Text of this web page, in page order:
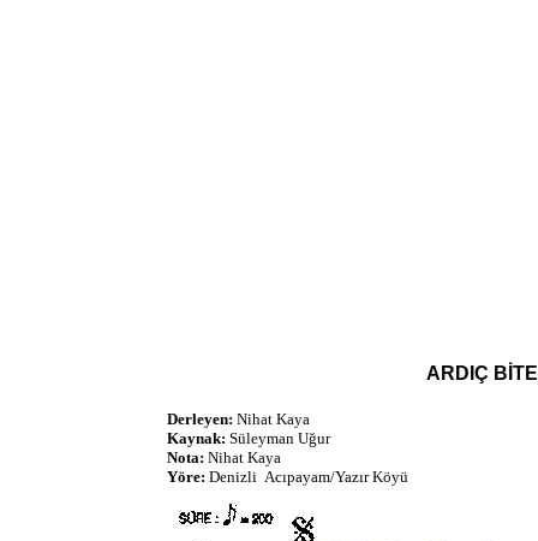
ARDIÇ
Derleyen: Nihat Kaya
Kaynak: Süleyman Uğur
Nota: Nihat Kaya
Yöre: Denizli Acıpayam/Yazır Köyü